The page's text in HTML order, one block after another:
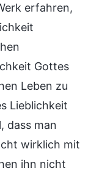
erfahren,
Gottes
Leben zu
Lieblichkeit
dass man
wirklich mit
ihn nicht